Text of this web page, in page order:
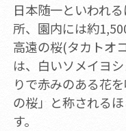
日本随一といわれ
所、園内には約
高遠の桜(タカトオ
は、白いソメイヨ
りで赤みのある花
の桜」と称される
す。